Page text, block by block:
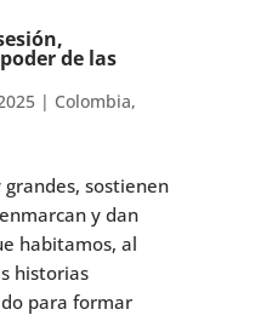
de las
| Colombia,
sostienen
y dan
habitamos, al
historias
para formar